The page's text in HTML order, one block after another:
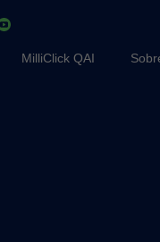
MilliClick QAI